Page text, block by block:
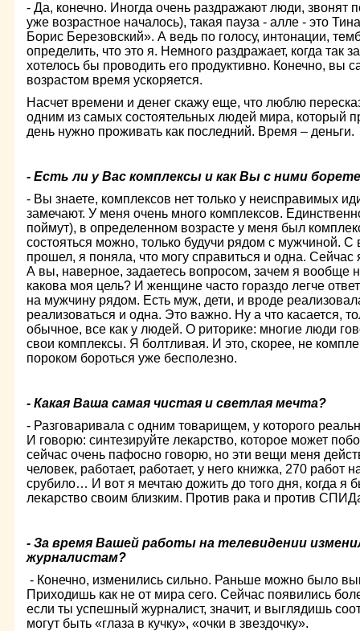
- Да, конечно. Иногда очень раздражают люди, звонят
уже возрастное началось), такая пауза - алле - это
Борис Березовский». А ведь по голосу, интонации,
определить, что это я. Немного раздражает, когда так
хотелось бы проводить его продуктивно. Конечно, вы
возрастом время ускоряется.
Насчет времени и денег скажу еще, что люблю
одним из самых состоятельных людей мира, который
день нужно проживать как последний. Время – деньги.
- Есть ли у Вас комплексы и как Вы с ними
- Вы знаете, комплексов нет только у неисправимых
замечают. У меня очень много комплексов.
поймут), в определенном возрасте у меня был
состояться можно, только будучи рядом с мужчиной. С
прошел, я поняла, что могу справиться и одна.
А вы, наверное, задаетесь вопросом, зачем я вообще
какова моя цель? И женщине часто гораздо легче
на мужчину рядом. Есть муж, дети, и вроде
реализоваться и одна. Это важно. Ну а что касается,
обычное, все как у людей. О риторике: многие люди
свои комплексы. Я болтливая. И это, скорее, не
пороком бороться уже бесполезно.
- Какая Ваша самая чистая и светлая мечта?
- Разговаривала с одним товарищем, у которого
И говорю: синтезируйте лекарство, которое может
сейчас очень пафосно говорю, но эти вещи меня
человек, работает, работает, у него книжка, 270 работ
срубило… И вот я мечтаю дожить до того дня, когда я
лекарство своим близким. Против рака и против
- За время Вашей работы на телевидении
журналистам?
- Конечно, изменились сильно. Раньше можно было
Приходишь как не от мира сего. Сейчас появились
если ты успешный журналист, значит, и выглядишь
могут быть «глаза в кучку», «очки в звездочку».